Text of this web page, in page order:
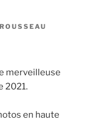
merveilleuse
2021.
en haute